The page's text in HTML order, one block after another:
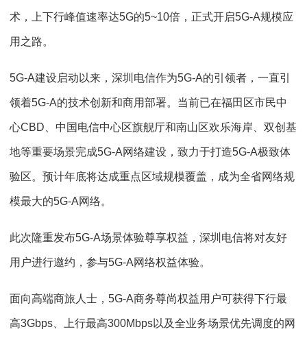
术，上下行峰值速率达5G的5~10倍，正式开启5G-A规模应
用之路。
5G-A建设启动以来，深圳电信作为5G-A的引领者，一直引
领着5G-A的技术创新和商用部署。当前已在福田区市民中
心CBD、中国电信中心区旗舰厅和南山区欢乐海岸、双创基
地等重要场景完成5G-A网络建设，致力于打造5G-A极致体
验区。预计年底将达成重点区域规模覆盖，成为全省网络规
模最大的5G-A网络。
此次隆重发布5G-A场景体验尊享权益，深圳电信将对友好
用户进行邀约，参与5G-A网络权益体验。
面向高端商旅人士，5G-A商务尊尚权益用户可获得下行最
高3Gbps、上行最高300Mbps以及全业务场景优先调度的网